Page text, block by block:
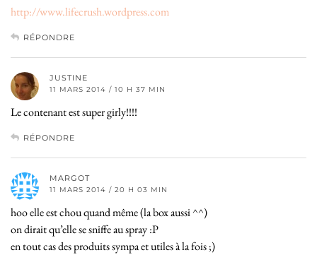
http://www.lifecrush.wordpress.com
RÉPONDRE
JUSTINE
11 MARS 2014 / 10 H 37 MIN
Le contenant est super girly!!!!
RÉPONDRE
MARGOT
11 MARS 2014 / 20 H 03 MIN
hoo elle est chou quand même (la box aussi ^^)
on dirait qu’elle se sniffe au spray :P
en tout cas des produits sympa et utiles à la fois ;)